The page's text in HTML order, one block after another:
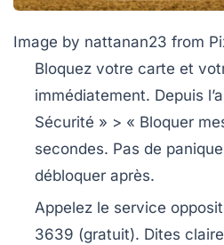
Image by nattanan23 from
Bloquez votre carte et
immédiatement. Depuis
Sécurité » > « Bloquer
secondes. Pas de
débloquer après.
Appelez le service
3639 (gratuit). Dites